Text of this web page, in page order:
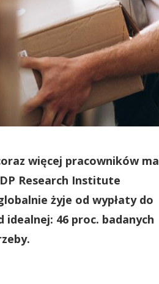
więcej pracowników ma
Research Institute
żyje od wypłaty do
idealnej: 46 proc. badanych